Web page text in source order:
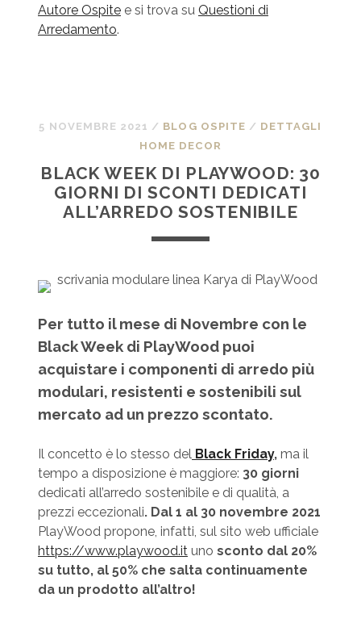
Autore Ospitee si trova su Questioni di
Arredamento.
5 NOVEMBRE 2021 / BLOG OSPITE / DETTAGLI
HOME DECOR
BLACK WEEK DI PLAYWOOD: 30
GIORNI DI SCONTI DEDICATI
ALL’ARREDO SOSTENIBILE
Per tutto il mese di Novembre con le
Black Week di PlayWood puoi
acquistare i componenti di arredo più
modulari, resistenti e sostenibili sul
mercato ad un prezzo scontato.
Il concetto è lo stesso delBlack Friday, ma il
tempo a disposizione è maggiore: 30 giorni
dedicati all’arredo sostenibile e di qualità, a
prezzi eccezionali. Dal 1 al 30 novembre 2021
PlayWood propone, infatti, sul sito web ufficiale
https://www.playwood.ituno sconto dal 20%
su tutto, al 50% che salta continuamente
da un prodotto all’altro!